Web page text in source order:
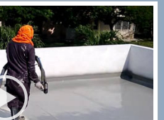
VNĐ/xe
hút bể
đang được